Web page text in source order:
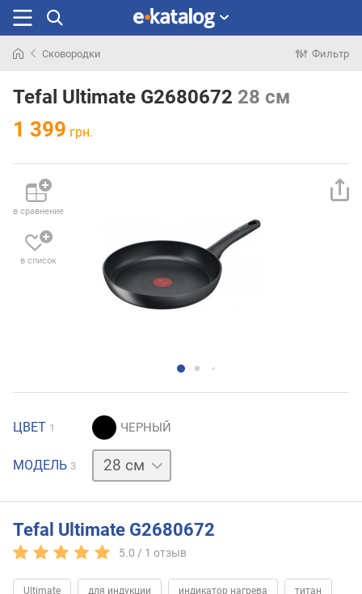
раньше
Сковородки Фильтр
Tefal Ultimate G2680672 28 см
1 399 грн.
в сравнение
в список
ЦВЕТ 1
МОДЕЛЬ 3
26 см
Tefal Ultimate G2680672
5.0 / 1 отзыв
Ultimate для индукции индикатор нагрева титан